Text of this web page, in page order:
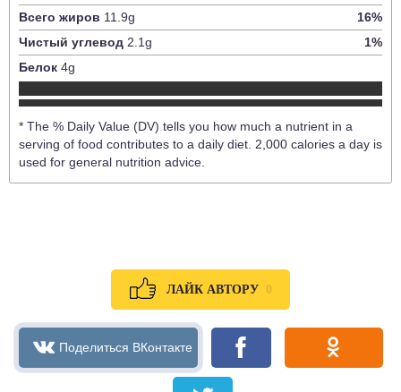
Всего жиров 11.9g 16%
Чистый углевод 2.1g 1%
Белок 4g
* The % Daily Value (DV) tells you how much a nutrient in a
serving of food contributes to a daily diet. 2,000 calories a day is
used for general nutrition advice.
ЛАЙК АВТОРУ 0